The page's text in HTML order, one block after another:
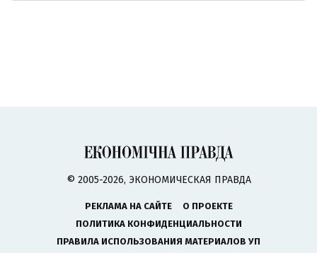
© 2005-2026, ЭКОНОМИЧЕСКАЯ ПРАВДА
РЕКЛАМА НА САЙТЕ
О ПРОЕКТЕ
ПОЛИТИКА КОНФИДЕНЦИАЛЬНОСТИ
ПРАВИЛА ИСПОЛЬЗОВАНИЯ МАТЕРИАЛОВ УП